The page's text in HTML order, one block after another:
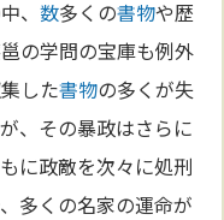
、数多くの書物や歴
の学問の宝庫も例外
した書物の多くが失
、その暴政はさらに
に政敵を次々に処刑
多くの名家の運命が